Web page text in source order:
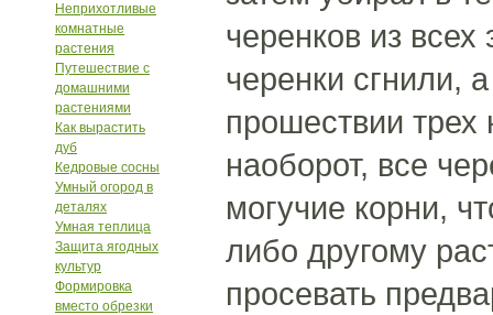
Неприхотливые
комнатные
растения
Путешествие с
домашними
растениями
Как вырастить
дуб
Кедровые сосны
Умный огород в
деталях
Умная теплица
Защита ягодных
культур
Формировка
вместо обрезки
черенков из
черенки сгнили,
прошествии
наоборот, все
могучие корни,
либо другому
просевать